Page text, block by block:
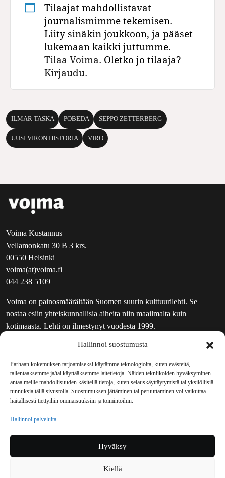
Hallinnoi suostumusta
Parhaan kokemuksen tarjoamiseksi käytämme teknologioita, kuten evästeitä,
tallentaaksemme ja/tai käyttääksemme laitetietoja. Näiden tekniikoiden hyväksyminen
antaa meille mahdollisuuden käsitellä tietoja, kuten selauskäyttäytymistä tai yksilöllisiä
tunnuksia tällä sivustolla. Suostumuksen jättäminen tai peruuttaminen voi vaikuttaa
haitallisesti tiettyihin ominaisuuksiin ja toimintoihin.
Hallinnoi palveluita
Hyväksy
Kiellä
Tilaajat mahdollistavat
journalismimme tekemisen.
Liity sinäkin joukkoon, ja pääset
lukemaan kaikki juttumme.
Tilaa Voima. Oletko jo tilaaja?
Kirjaudu.
ILMAR TASKA POBEDA SEPPO ZETTERBERG
UUSI VIRON HISTORIA VIRO
Voima Kustannus
Vellamonkatu 30 B 3 krs.
00550 Helsinki
voima(at)voima.fi
044 238 5109
Voima on painosmäärältään Suomen suurin kulttuurilehti. Se
nostaa esiin yhteiskunnallisia aiheita niin maailmalta kuin
kotimaasta. Lehti on ilmestynyt vuodesta 1999.
UUTISKIRJE
MAINOSTAJILLE
VASTAMAINOKSET
JAKELUPAIKAT
REKISTERISELOSTE
TILAUKSEN PERUUTUSPYYNTÖ
TILAUSOHJEET JA -EHDOT